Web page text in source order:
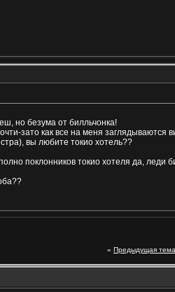
но безума от билльчонка!
зато как все на меня
вы любите токио хотель??
поклонников токио хотеля да, леди
« Предыдущая тема